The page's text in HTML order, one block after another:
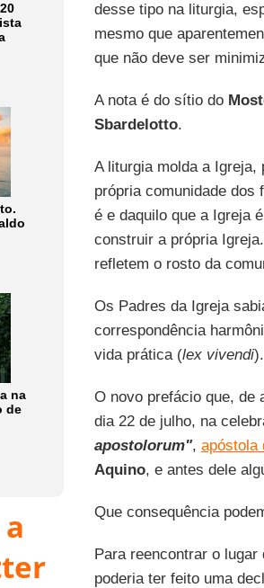
na
de
desse tipo na liturgia,
mesmo que
que não deve ser
A nota é do sítio do
Sbardelotto.
A liturgia molda a Igreja,
própria comunidade dos
é e daquilo que a Igreja
construir a própria
refletem o rosto da
Os Padres da Igreja
correspondência
vida prática (lex vivendi).
O novo prefácio que, de
dia 22 de julho, na
apostolorum", apóstola
Aquino, e antes dele
Que consequência
Para reencontrar o
poderia ter feito uma